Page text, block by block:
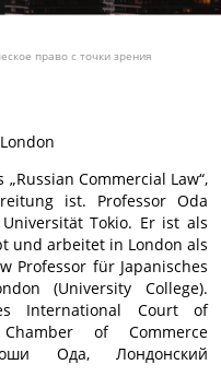
право с точки зрения
Commercial Law“,
ist. Professor Oda
Tokio. Er ist als
und arbeitet in London als
Professor für Japanisches
(University College).
International Court of
of Commerce
Ода, Лондонский